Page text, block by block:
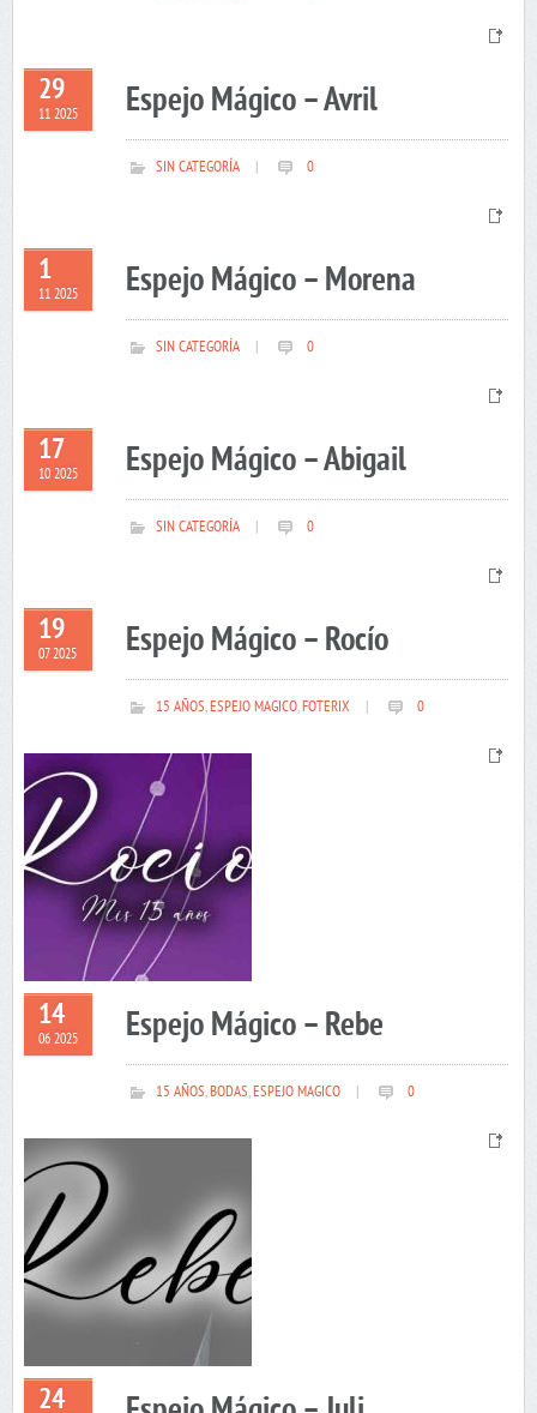
29
11 2025 Espejo Mágico – Avril
SIN CATEGORÍA 0
1
11 2025 Espejo Mágico – Morena
SIN CATEGORÍA 0
17
10 2025 Espejo Mágico – Abigail
SIN CATEGORÍA 0
19
07 2025 Espejo Mágico – Rocío
15 AÑOS,ESPEJO MAGICO,FOTERIX 0
14
06 2025 Espejo Mágico – Rebe
15 AÑOS,BODAS,ESPEJO MAGICO 0
24